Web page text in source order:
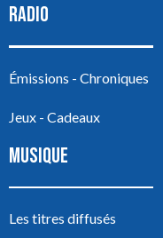
RADIO
Émissions - Chroniques
Jeux - Cadeaux
MUSIQUE
Les titres diffusés